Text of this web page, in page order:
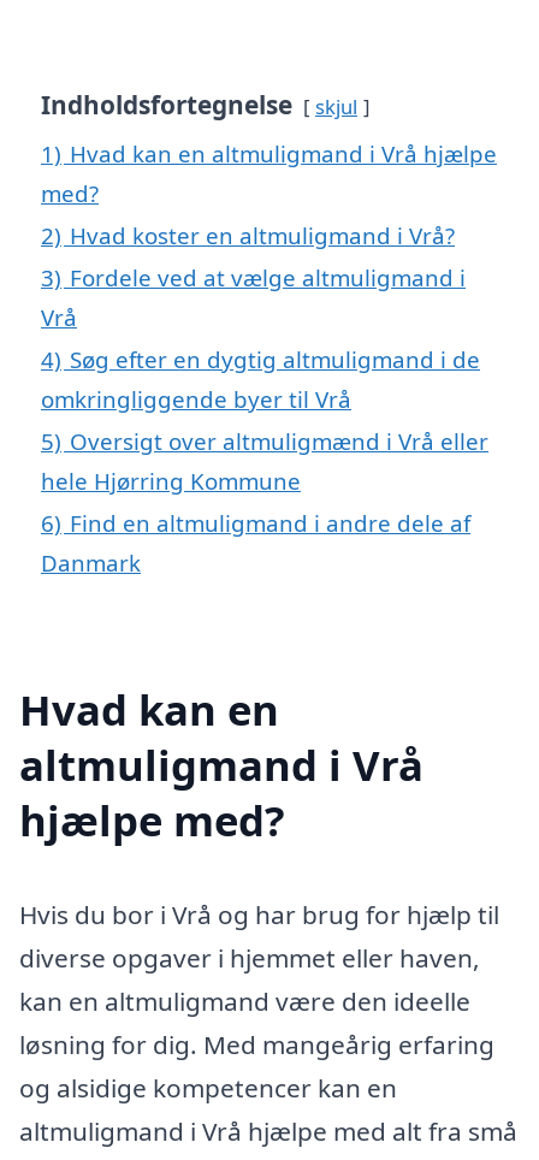
Indholdsfortegnelse skjul
1) Hvad kan en altmuligmand i Vrå hjælpe
med?
2) Hvad koster en altmuligmand i Vrå?
3) Fordele ved at vælge altmuligmand i
Vrå
4) Søg efter en dygtig altmuligmand i de
omkringliggende byer til Vrå
5) Oversigt over altmuligmænd i Vrå eller
hele Hjørring Kommune
6) Find en altmuligmand i andre dele af
Danmark
Hvad kan en
altmuligmand i Vrå
hjælpe med?
Hvis du bor i Vrå og har brug for hjælp til
diverse opgaver i hjemmet eller haven,
kan en altmuligmand være den ideelle
løsning for dig. Med mangeårig erfaring
og alsidige kompetencer kan en
altmuligmand i Vrå hjælpe med alt fra små